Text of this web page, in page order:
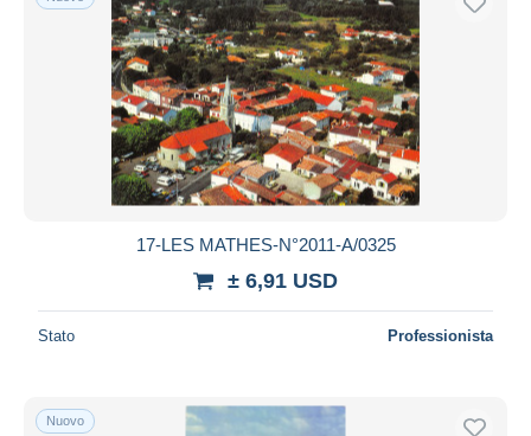
17-LES MATHES-N°2011-A/0325
± 6,91 USD
Stato Professionista
Nuovo